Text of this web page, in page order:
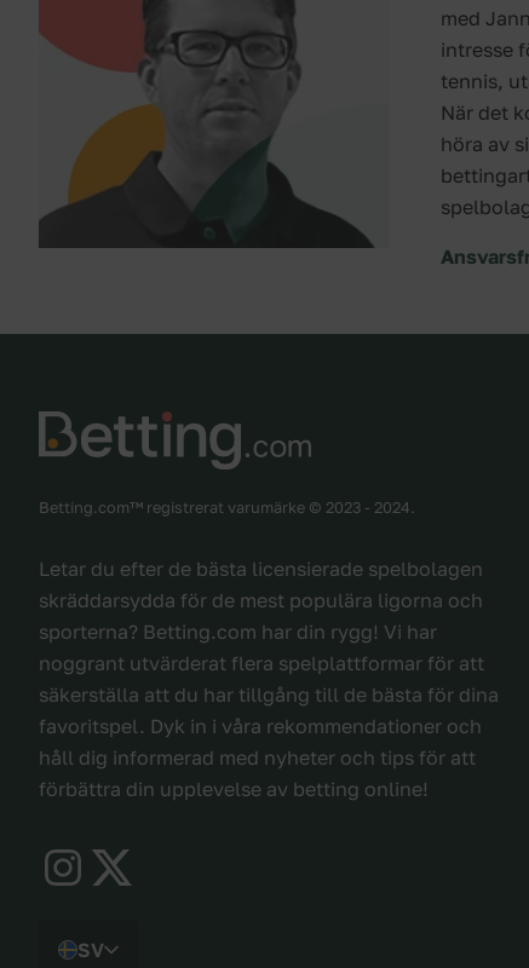
med
intresse
tennis,
När det
höra av
Betting.com™ registrerat varumärke © 2023 - 2024.
Letar du efter de bästa licensierade spelbolagen
skräddarsydda för de mest populära ligorna och
sporterna? Betting.com har din rygg! Vi har
noggrant utvärderat flera spelplattformar för att
säkerställa att du har tillgång till de bästa för dina
favoritspel. Dyk in i våra rekommendationer och
håll dig informerad med nyheter och tips för att
förbättra din upplevelse av betting online!
SV